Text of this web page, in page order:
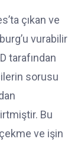
çıkan ve
vurabilir
tarafından
sorusu
Bu
ve işin